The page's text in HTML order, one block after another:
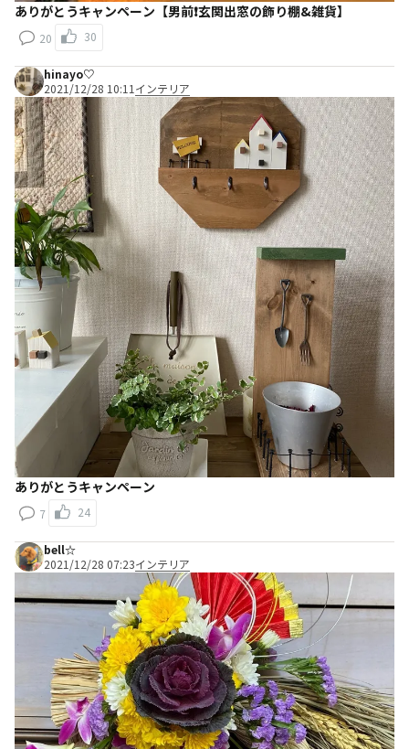
ありがとうキャンペーン【男前❗️玄関出窓の飾り棚&雑貨】
20 30
hinayo♡
2021/12/28 10:11 インテリア
ありがとうキャンペーン
7 24
bell☆
2021/12/28 07:23インテリア